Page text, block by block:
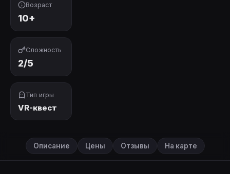
Возраст
10+
Сложность
2/5
Тип игры
VR-квест
Описание Цены Отзывы На карте